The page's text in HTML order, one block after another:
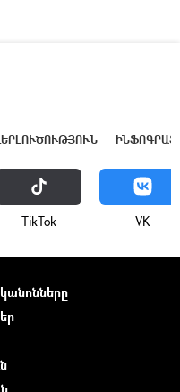
ТikТоk VK